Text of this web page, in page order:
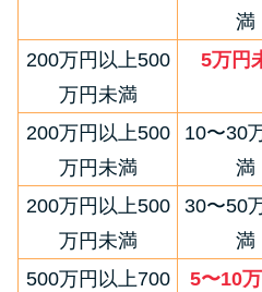
満
200万円以上500
万円未満
5万円
200万円以上500
万円未満
10〜30
満
200万円以上500
万円未満
30〜50
満
500万円以上700
5〜10